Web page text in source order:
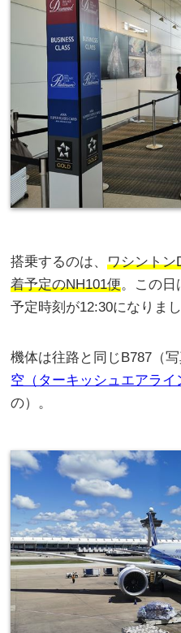
搭乗するのは、ワシントン
着予定のNH101便。この日
予定時刻が12:30になりまし
機体は往路と同じB787（
空（ターキッシュエアライ
の）。